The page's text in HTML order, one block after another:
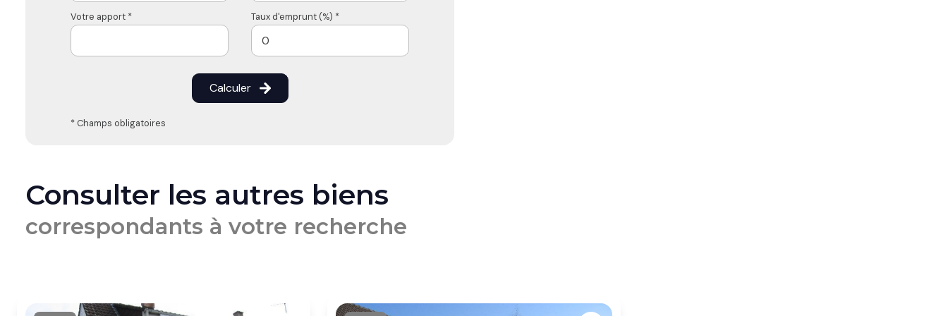
Votre apport * Taux d'emprunt (%) *
Calculer
* Champs obligatoires
Consulter les autres biens
correspondants à votre recherche